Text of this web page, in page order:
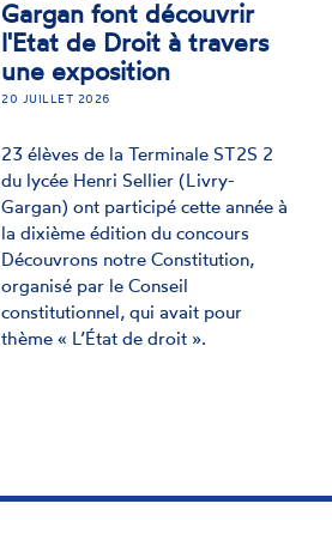
Initiative Jeunes : retour
sur les travaux réalisés
entre janvier et juillet
2025
Après des premiers travaux de
groupe sur le thème du handicap,
les jeunes membres de l'Initiative
Jeunes, projet porté par la CNCDH,
ont choisi les sujets sur lesquels ils
souhaitaient partager leurs
préoccupations et